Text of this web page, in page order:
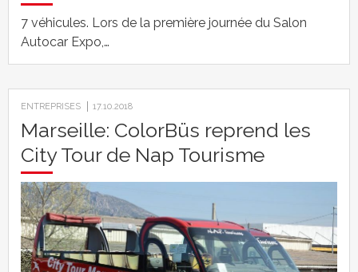
7 véhicules. Lors de la première journée du Salon
Autocar Expo,…
ENTREPRISES 17.10.2018
Marseille: ColorBüs reprend les
City Tour de Nap Tourisme